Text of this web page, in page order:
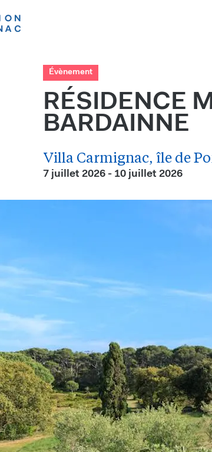
Évènement
RÉSIDENCE
BARDAINNE
Villa Carmignac, île de
7 juillet 2026 - 10 juillet 2026